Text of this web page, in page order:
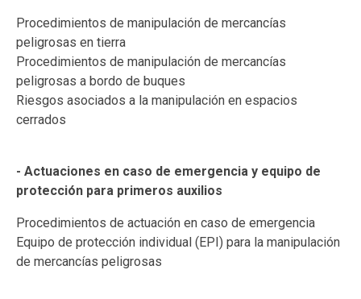
Procedimientos de manipulación de mercancías
peligrosas en tierra
Procedimientos de manipulación de mercancías
peligrosas a bordo de buques
Riesgos asociados a la manipulación en espacios
cerrados
- Actuaciones en caso de emergencia y equipo de
protección para primeros auxilios
Procedimientos de actuación en caso de emergencia
Equipo de protección individual (EPI) para la manipulación
de mercancías peligrosas